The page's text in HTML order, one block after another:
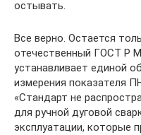
остывать.
Все верно. Остается
отечественный ГОСТ Р
устанавливает единой
измерения показателя
«Стандарт не
для ручной дуговой
эксплуатации, которые